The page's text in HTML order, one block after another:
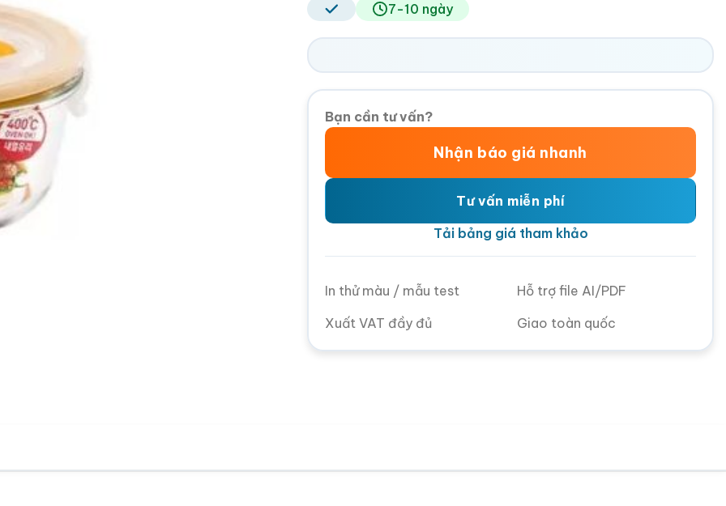
7-10 ngày
Bạn cần tư vấn?
Nhận báo giá nhanh
Tư vấn miễn phí
Tải bảng giá tham khảo
In thử màu / mẫu test
Hỗ trợ file AI/PDF
Xuất VAT đầy đủ
Giao toàn quốc